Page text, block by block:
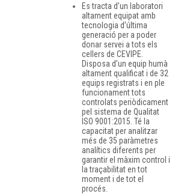
Es tracta d’un laboratori
altament equipat amb
tecnologia d’última
generació per a poder
donar servei a tots els
cellers de CEVIPE.
Disposa d’un equip humà
altament qualificat i de 32
equips registrats i en ple
funcionament tots
controlats periòdicament
pel sistema de Qualitat
ISO 9001:2015. Té la
capacitat per analitzar
més de 35 paràmetres
analítics diferents per
garantir el màxim control i
la traçabilitat en tot
moment i de tot el
procés.